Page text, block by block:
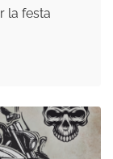
la festa